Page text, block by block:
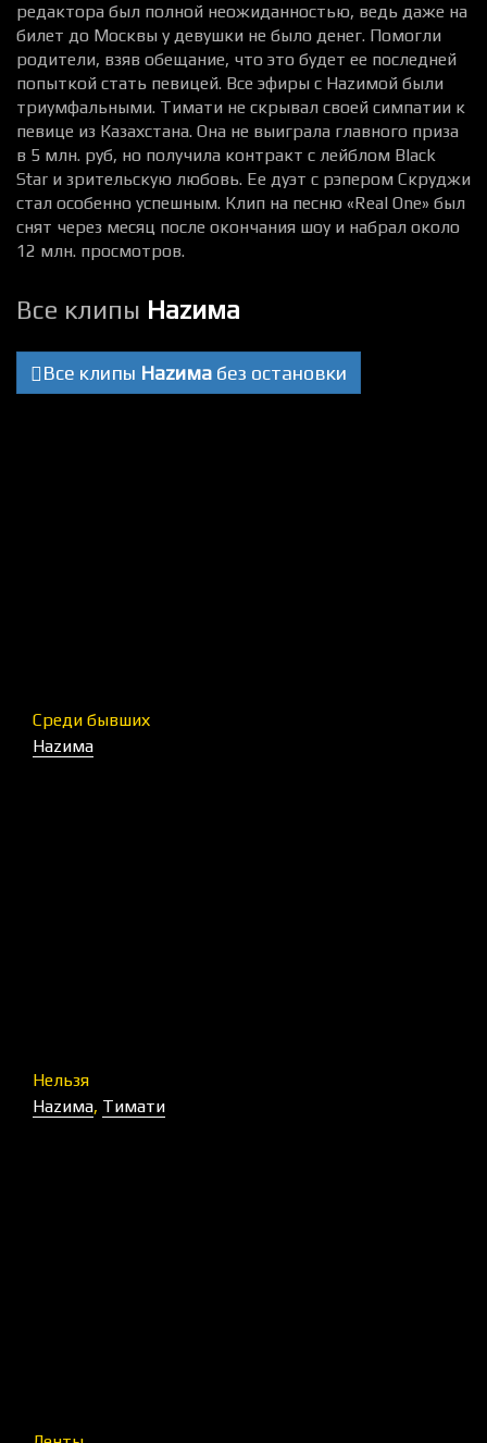
редактора был полной неожиданностью, ведь даже на
билет до Москвы у девушки не было денег. Помогли
родители, взяв обещание, что это будет ее последней
попыткой стать певицей. Все эфиры с Наzимой были
триумфальными. Тимати не скрывал своей симпатии к
певице из Казахстана. Она не выиграла главного приза
в 5 млн. руб, но получила контракт с лейблом Black
Star и зрительскую любовь. Ее дуэт с рэпером Скруджи
стал особенно успешным. Клип на песню «Real One» был
снят через месяц после окончания шоу и набрал около
12 млн. просмотров.
Все клипы Наzима
Все клипы Наzима без остановки
Среди бывших
Наzима
Нельзя
Наzима, Тимати